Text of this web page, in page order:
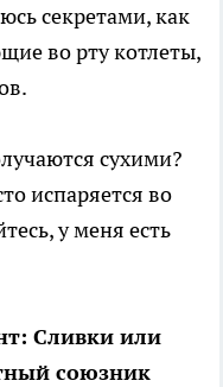
секретами, как
во рту котлеты,
сухими?
испаряется во
у меня есть
Сливки или
союзник